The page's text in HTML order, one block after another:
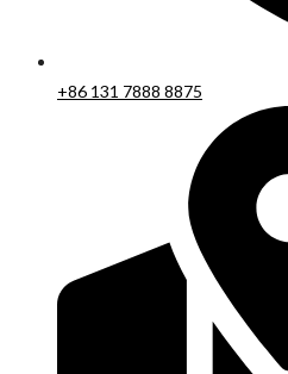
+86 131 7888 8875